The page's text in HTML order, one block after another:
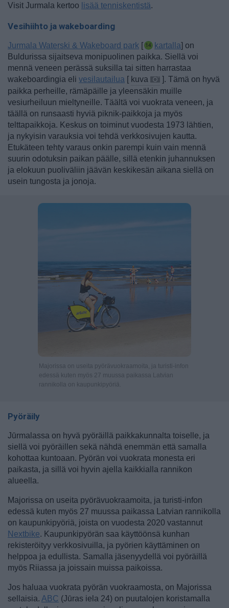
Visit Jurmala kertoo lisää tenniskentistä.
Vesihiihto ja wakeboarding
Jurmala Waterski & Wakeboard park [ kartalla] on
Buldurissa sijaitseva monipuolinen paikka. Siellä voi
mennä veneen perässä suksilla tai sitten harrastaa
wakeboardingia eli vesilautailua [ kuva
]. Tämä on hyvä
paikka perheille, rämäpäille ja yleensäkin muille
vesiurheiluun mieltyneille. Täältä voi vuokrata veneen, ja
täällä on runsaasti hyviä piknik-paikkoja ja myös
telttapaikkoja. Keskus on toiminut vuodesta 1973 lähtien,
ja nykyisin varauksia voi tehdä verkkosivujen kautta.
Etukäteen tehty varaus onkin parempi kuin vain mennä
suurin odotuksin paikan päälle, sillä etenkin juhannuksen
ja elokuun puoliväliin jäävän keskikesän aikana siellä on
usein tungosta ja jonoja.
Majorissa on useita pyörävuokraamoita, ja turisti-infon
edessä kuten myös 27 muussa paikassa Latvian
rannikolla on kaupunkipyöriä.
Pyöräily
Jūrmalassa on hyvä pyöräillä paikkakunnalta toiselle, ja
siellä voi pyöräillen sekä nähdä enemmän että samalla
kohottaa kuntoaan. Pyörän voi vuokrata monesta eri
paikasta, ja sillä voi hyvin ajella kaikkialla rannikon
alueella.
Majorissa on useita pyörävuokraamoita, ja turisti-infon
edessä kuten myös 27 muussa paikassa Latvian rannikolla
on kaupunkipyöriä, joista on vuodesta 2020 vastannut
Nextbike. Kaupunkipyörän saa käyttöönsä kunhan
rekisteröityy verkkosivuilla, ja pyörien käyttäminen on
helppoa ja edullista. Samalla jäsenyydellä voi pyöräillä
myös Riiassa ja joissain muissa paikoissa.
Jos haluaa vuokrata pyörän vuokraamosta, on Majorissa
sellaisia. ABC (Jūras iela 24) on puutalojen koristamalla